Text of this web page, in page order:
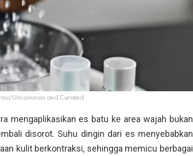
Uncommon and Curated
mengaplikasikan es batu ke area wajah bukan
disorot. Suhu dingin dari es menyebabkan
kulit berkontraksi, sehingga memicu berbagai